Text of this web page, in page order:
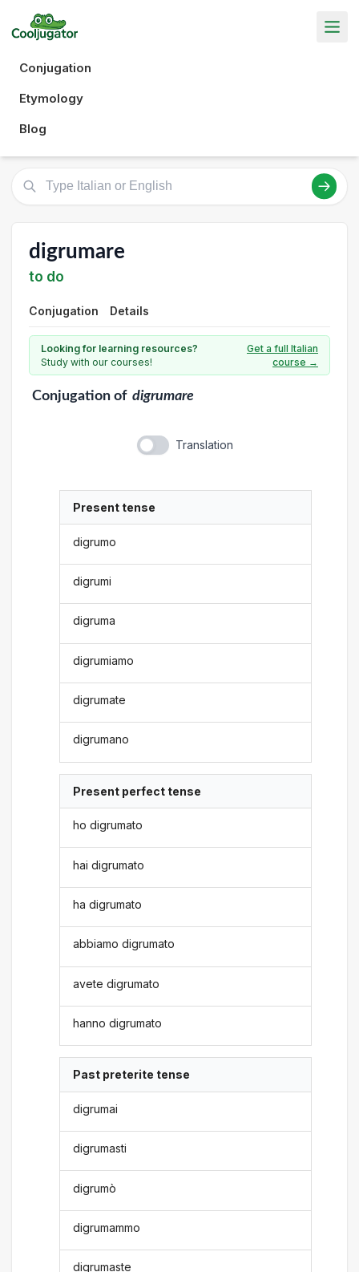
Conjugation
Etymology
Blog
digrumare
to do
Conjugation Details
Looking for learning resources?
Study with our courses!
Get a full Italian
course →
Conjugationof digrumare
Translation
Present tense
digrumo
digrumi
digruma
digrumiamo
digrumate
digrumano
Present perfect tense
ho digrumato
hai digrumato
ha digrumato
abbiamo digrumato
avete digrumato
hanno digrumato
Past preterite tense
digrumai
digrumasti
digrumò
digrumammo
digrumaste